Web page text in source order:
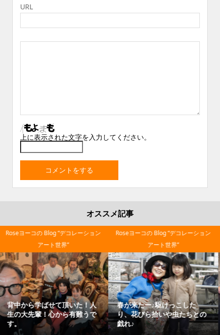
URL
上に表示された文字を入力してください。
オススメ記事
の
ョン
Japanese mother‼と慕って
くれて３度の里帰り！ほっこ
り嬉しさで♪お酒もついつい...
Roseヨーコの Blog “デコレーション
アート世界”
芸術は爆発だー！！岡本
さん/アナタの職業は？
れたら “本職は人間だ”
Roseヨーコの Blog “デコレー
アート世界”